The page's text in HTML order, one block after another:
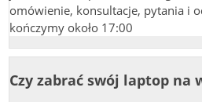
omówienie, konsultacje, pytania i
kończymy około 17:00
Czy zabrać swój laptop na